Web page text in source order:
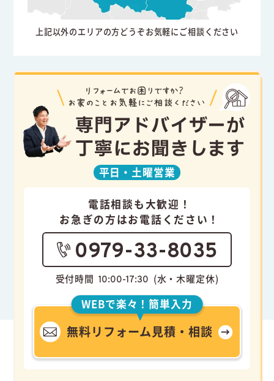
上記以外のエリアの方どうぞお気軽にご相談ください
専門アドバイザーが
丁寧にお聞きします
平日・ 土曜営業
電話相談も大歓迎！
お急ぎの方はお電話ください！
0979-33-8035
受付時間 10:00-17:30 (水・木曜定休)
WEBで楽々！簡単入力
無料リフォーム見積・相談